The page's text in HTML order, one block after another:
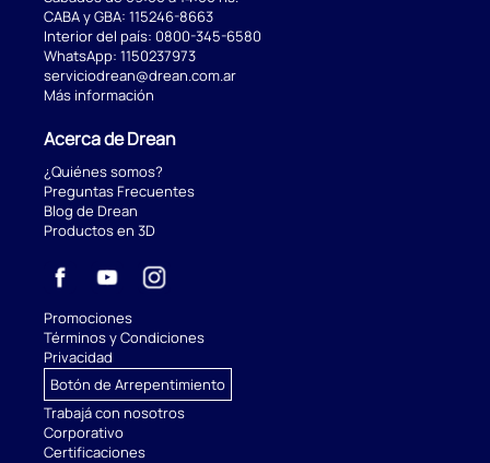
CABA y GBA: 115246-8663
Interior del país: 0800-345-6580
WhatsApp: 1150237973
serviciodrean@drean.com.ar
Más información
Acerca de Drean
¿Quiénes somos?
Preguntas Frecuentes
Blog de Drean
Productos en 3D
Promociones
Términos y Condiciones
Privacidad
Botón de Arrepentimiento
Trabajá con nosotros
Corporativo
Certificaciones